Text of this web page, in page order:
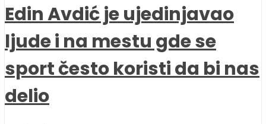
Edin Avdić je ujedinjavao
ljude i na mestu gde se
sport često koristi da bi nas
delio